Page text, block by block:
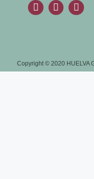
Copyright © 2020 HUELVA